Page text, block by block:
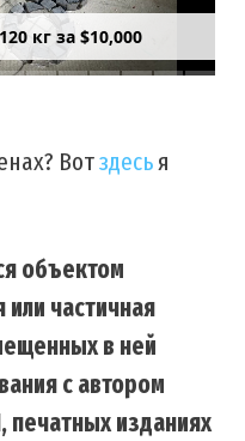
кг за $10,000
Вотздесья
объектом
или частичная
в ней
с автором
изданиях